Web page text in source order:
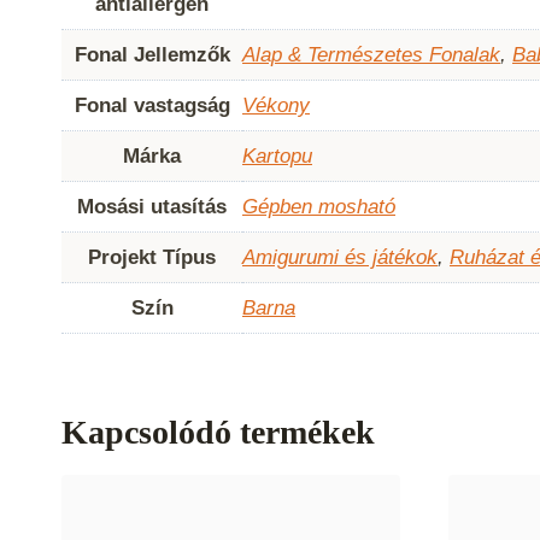
Fonal Jellemzők Alap & Természetes Fonalak,
Fonal vastagság Vékony
Márka Kartopu
Mosási utasítás Gépben mosható
Projekt Típus Amigurumi és játékok, Ruházat
Szín Barna
Kapcsolódó termékek